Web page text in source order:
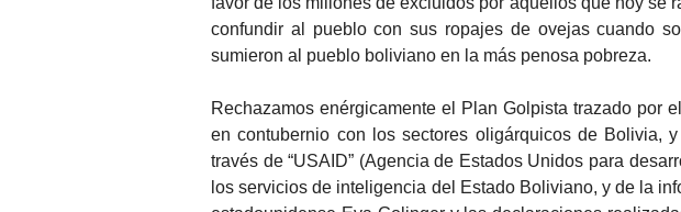
confundir al pueblo con sus ropajes de ovejas cuando
sumieron al pueblo boliviano en la más penosa pobreza.
Rechazamos enérgicamente el Plan Golpista trazado por
en contubernio con los sectores oligárquicos de Bolivia,
través de “USAID” (Agencia de Estados Unidos para
los servicios de inteligencia del Estado Boliviano, y de la